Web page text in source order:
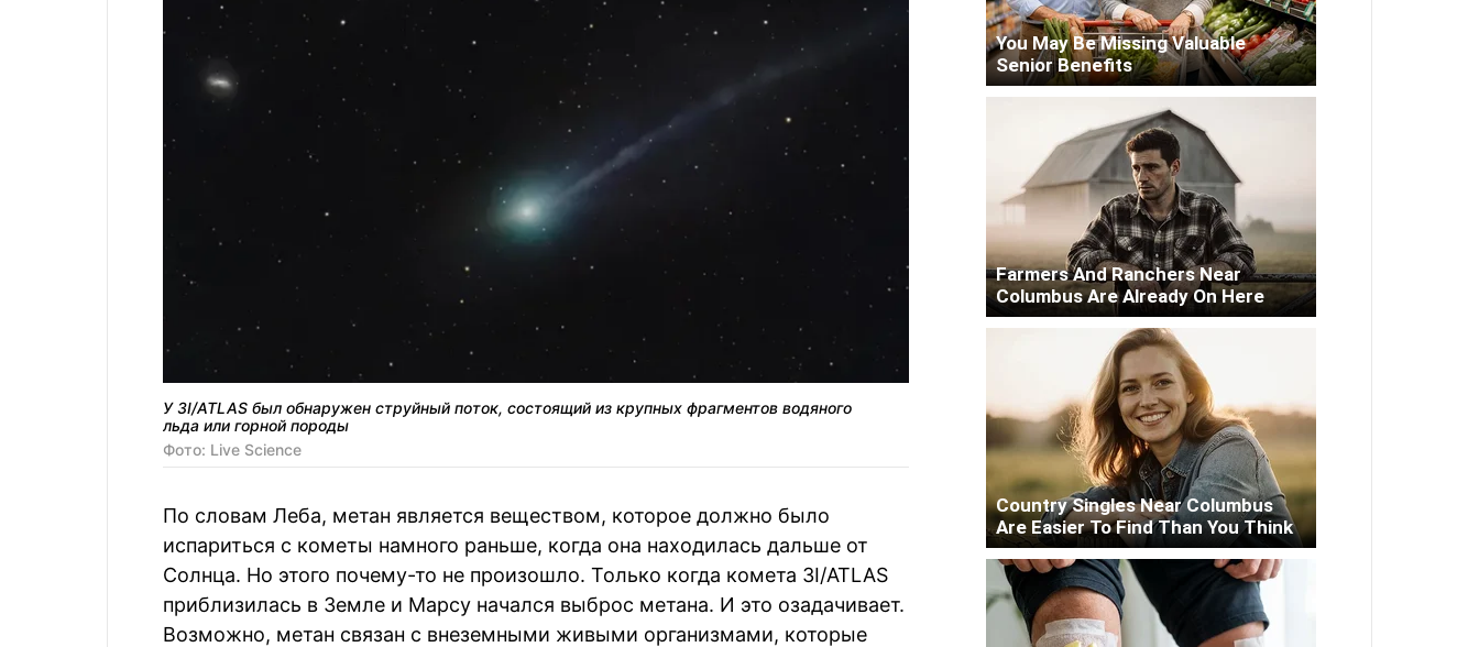
У 3I/ATLAS был обнаружен струйный поток, состоящий из крупных фрагментов водяного
льда или горной породы
Фото: Live Science
По словам Леба, метан является веществом, которое должно было
испариться с кометы намного раньше, когда она находилась дальше от
Солнца. Но этого почему-то не произошло. Только когда комета 3I/ATLAS
приблизилась в Земле и Марсу начался выброс метана. И это озадачивает.
Возможно, метан связан с внеземными живыми организмами, которые